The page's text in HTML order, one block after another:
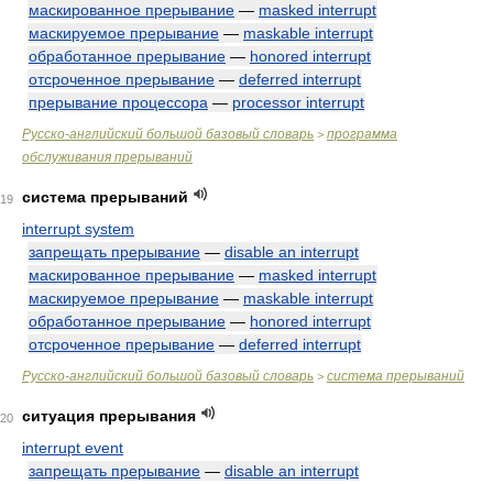
маскированное прерывание — masked interrupt
маскируемое прерывание — maskable interrupt
обработанное прерывание — honored interrupt
отсроченное прерывание — deferred interrupt
прерывание процессора — processor interrupt
Русско-английский большой базовый словарь > программа
обслуживания прерываний
19
система прерываний
interrupt system
запрещать прерывание — disable an interrupt
маскированное прерывание — masked interrupt
маскируемое прерывание — maskable interrupt
обработанное прерывание — honored interrupt
отсроченное прерывание — deferred interrupt
Русско-английский большой базовый словарь > система прерываний
20
ситуация прерывания
interrupt event
запрещать прерывание — disable an interrupt